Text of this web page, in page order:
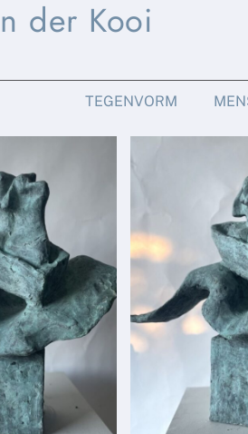
der Kooi
TEGENVORM